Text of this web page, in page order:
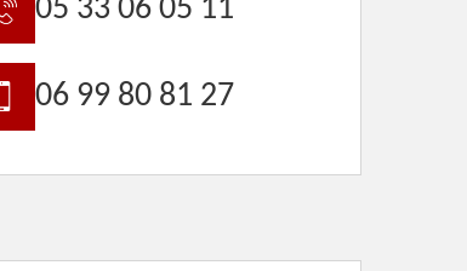
05 33 06 05 11
06 99 80 81 27